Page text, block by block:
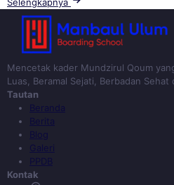
Selengkapnya
Mencetak kader Mundzirul Qoum
Luas, Beramal Sejati, Berbadan Sehat
Tautan
Kontak